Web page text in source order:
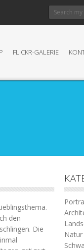
Search
FLICKR-GALERIE
den
Die
Natur